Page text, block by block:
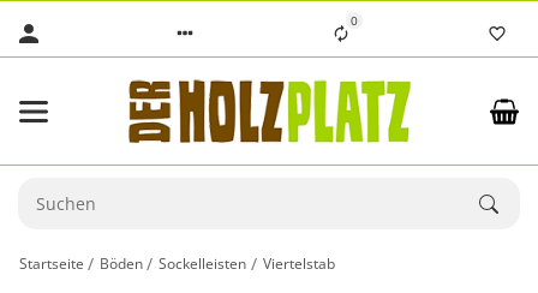
0
Startseite Böden Sockelleisten Viertelstab